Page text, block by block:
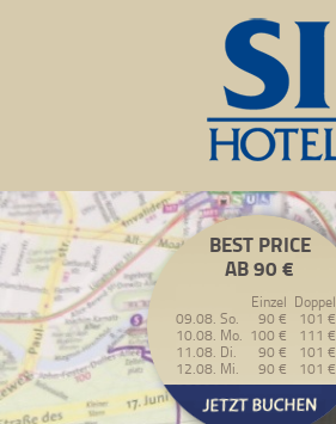
BEST PRICE
AB 90 €
Einzel Doppel
09.08. So.
90 €
101 €
10.08. Mo. 100 €
111 €
11.08. Di.
90 €
101 €
12.08. Mi.
90 € 101 €